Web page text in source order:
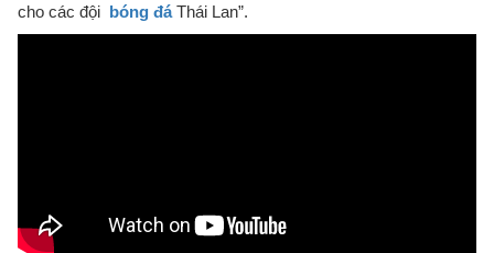
cho các đội bóng đáThái Lan”.